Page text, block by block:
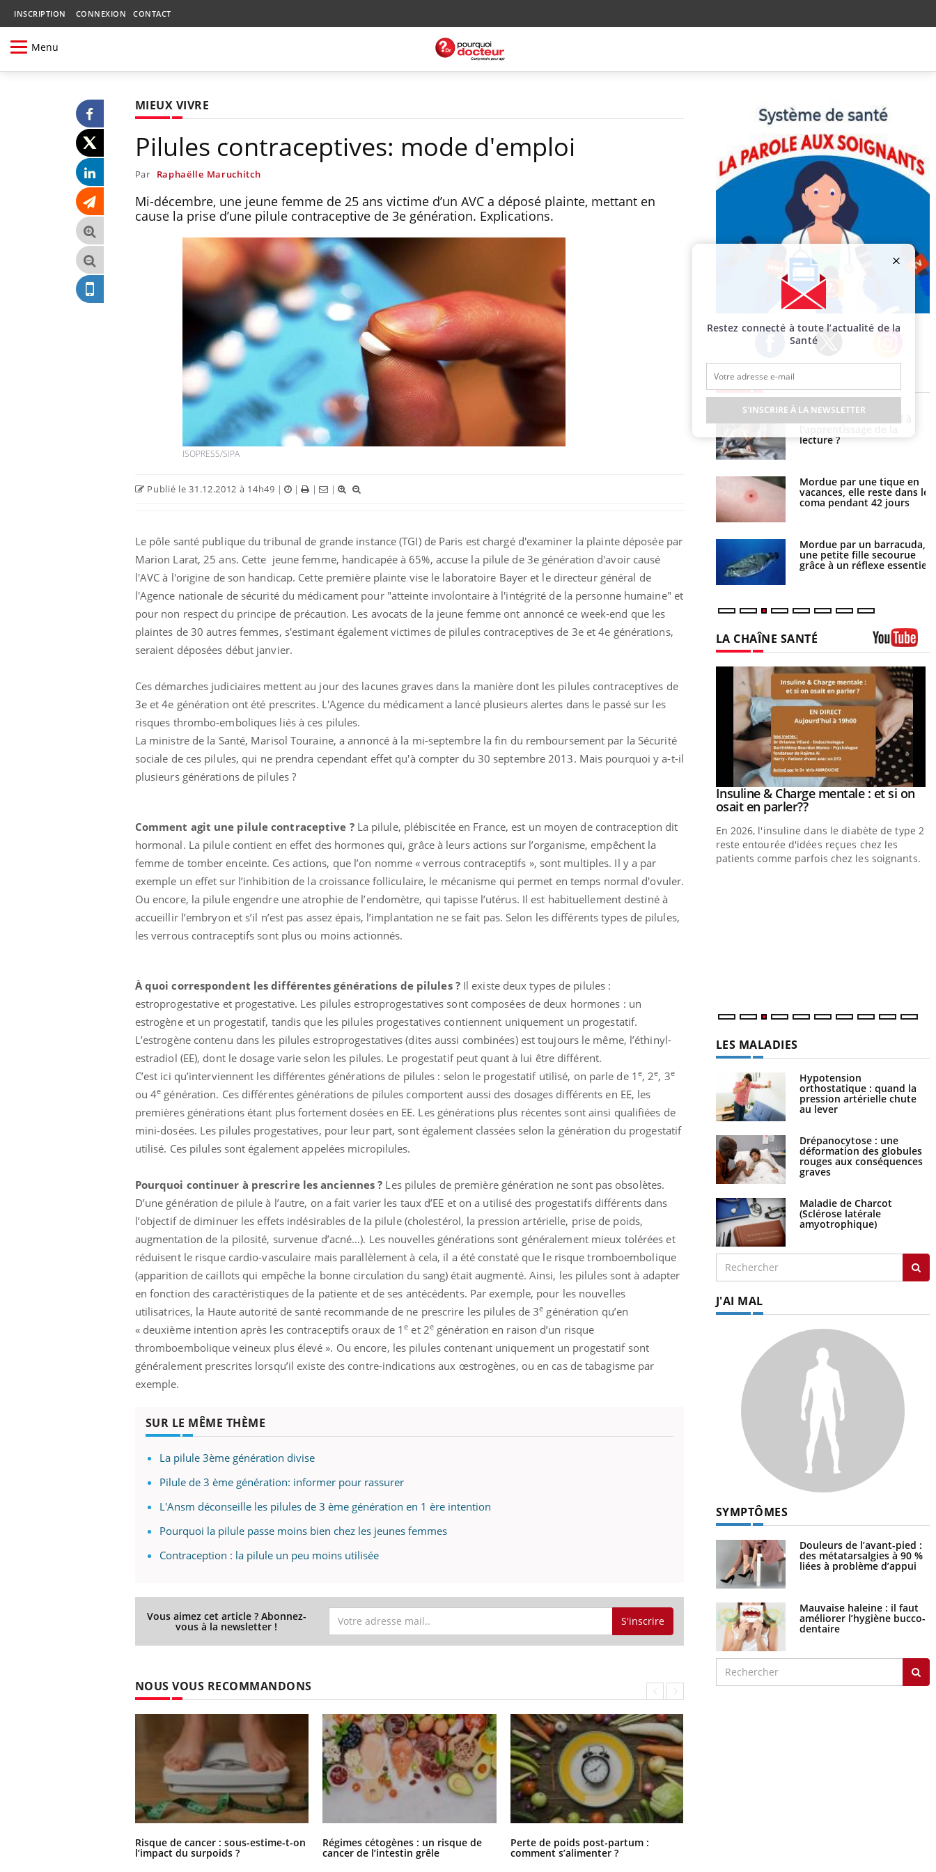
INSCRIPTION CONNEXION CONTACT
Menu
MIEUX VIVRE
Pilules contraceptives: mode d'emploi
Par Raphaëlle Maruchitch
Mi-décembre, une jeune femme de 25 ans victime d’un AVC a déposé plainte, mettant en
cause la prise d’une pilule contraceptive de 3e génération. Explications.
ISOPRESS/SIPA
Publié le 31.12.2012 à 14h49 | | | |
Le pôle santé publique du tribunal de grande instance (TGI) de Paris est chargé d'examiner la plainte déposée par
Marion Larat, 25 ans. Cette jeune femme, handicapée à 65%, accuse la pilule de 3e génération d'avoir causé
l'AVC à l'origine de son handicap. Cette première plainte vise le laboratoire Bayer et le directeur général de
l'Agence nationale de sécurité du médicament pour "atteinte involontaire à l'intégrité de la personne humaine" et
pour non respect du principe de précaution. Les avocats de la jeune femme ont annoncé ce week-end que les
plaintes de 30 autres femmes, s'estimant également victimes de pilules contraceptives de 3e et 4e générations,
seraient déposées début janvier.
Ces démarches judiciaires mettent au jour des lacunes graves dans la manière dont les pilules contraceptives de
3e et 4e génération ont été prescrites. L'Agence du médicament a lancé plusieurs alertes dans le passé sur les
risques thrombo-emboliques liés à ces pilules.
La ministre de la Santé, Marisol Touraine, a annoncé à la mi-septembre la fin du remboursement par la Sécurité
sociale de ces pilules, qui ne prendra cependant effet qu'à compter du 30 septembre 2013. Mais pourquoi y a-t-il
plusieurs générations de pilules ?
Comment agit une pilule contraceptive ?La pilule, plébiscitée en France, est un moyen de contraception dit
hormonal. La pilule contient en effet des hormones qui, grâce à leurs actions sur l’organisme, empêchent la
femme de tomber enceinte. Ces actions, que l’on nomme « verrous contraceptifs », sont multiples. Il y a par
exemple un effet sur l’inhibition de la croissance folliculaire, le mécanisme qui permet en temps normal d'ovuler.
Ou encore, la pilule engendre une atrophie de l’endomètre, qui tapisse l’utérus. Il est habituellement destiné à
accueillir l’embryon et s’il n’est pas assez épais, l’implantation ne se fait pas. Selon les différents types de pilules,
les verrous contraceptifs sont plus ou moins actionnés.
À quoi correspondent les différentes générations de pilules ? Il existe deux types de pilules :
estroprogestative et progestative. Les pilules estroprogestatives sont composées de deux hormones : un
estrogène et un progestatif, tandis que les pilules progestatives contiennent uniquement un progestatif.
L’estrogène contenu dans les pilules estroprogestatives (dites aussi combinées) est toujours le même, l’éthinyl-
estradiol (EE), dont le dosage varie selon les pilules. Le progestatif peut quant à lui être différent.
C’est ici qu’interviennent les différentes générations de pilules : selon le progestatif utilisé, on parle de 1 e, 2e, 3e
ou 4e génération. Ces différentes générations de pilules comportent aussi des dosages différents en EE, les
premières générations étant plus fortement dosées en EE. Les générations plus récentes sont ainsi qualifiées de
mini-dosées. Les pilules progestatives, pour leur part, sont également classées selon la génération du progestatif
utilisé. Ces pilules sont également appelées micropilules.
Pourquoi continuer à prescrire les anciennes ? Les pilules de première génération ne sont pas obsolètes.
D’une génération de pilule à l’autre, on a fait varier les taux d’EE et on a utilisé des progestatifs différents dans
l’objectif de diminuer les effets indésirables de la pilule (cholestérol, la pression artérielle, prise de poids,
augmentation de la pilosité, survenue d’acné…). Les nouvelles générations sont généralement mieux tolérées et
réduisent le risque cardio-vasculaire mais parallèlement à cela, il a été constaté que le risque tromboembolique
(apparition de caillots qui empêche la bonne circulation du sang) était augmenté. Ainsi, les pilules sont à adapter
en fonction des caractéristiques de la patiente et de ses antécédents. Par exemple, pour les nouvelles
utilisatrices, la Haute autorité de santé recommande de ne prescrire les pilules de 3e génération qu’en
« deuxième intention après les contraceptifs oraux de 1e et 2egénération en raison d’un risque
thromboembolique veineux plus élevé ». Ou encore, les pilules contenant uniquement un progestatif sont
généralement prescrites lorsqu’il existe des contre-indications aux œstrogènes, ou en cas de tabagisme par
exemple.
SUR LE MÊME THÈME
La pilule 3ème génération divise
Pilule de 3 ème génération: informer pour rassurer
L'Ansm déconseille les pilules de 3 ème génération en 1 ère intention
Pourquoi la pilule passe moins bien chez les jeunes femmes
Contraception : la pilule un peu moins utilisée
Vous aimez cet article ? Abonnez-
vous à la newsletter ! S'inscrire
NOUS VOUS RECOMMANDONS
Risque de cancer : sous-estime-t-on
l’impact du surpoids ?
Régimes cétogènes : un risque de
cancer de l’intestin grêle
Perte de poids post-partum :
comment s’alimenter ?
Facebook Twitter Instagram
EN DIRECT
VIH : la fin du comprimé
tous les jours se profile-t-
elle enfin ?
Fortes chaleurs : pourquoi
le risque de noyade
grimpe-t-il ?
Grossesse et chaleur : ce
que dit la science
lecture ?
Mordue par une tique en
vacances, elle reste dans le
coma pendant 42 jours
Mordue par un barracuda,
une petite fille secourue
grâce à un réflexe essentiel
LA CHAÎNE SANTÉ
Il y a des sujets qui sont faciles à aborder...
d'autres non ! D'un côté, poser des questions
sur la maladie d'un proche c'est montrer ...
Fatigue, irritabilité, brouillard mental ou
même alopécie… Les symptômes de la
carence en fer sont multiples ce qui la rend
...
Youtube
Insuline & Charge mentale : et si on
osait en parler??Youtube
En 2026, l'insuline dans le diabète de type 2
reste entourée d'idées reçues chez les
patients comme parfois chez les soignants.
LES MALADIES
Hypotension
orthostatique : quand la
pression artérielle chute
au lever
Drépanocytose : une
déformation des globules
rouges aux conséquences
graves
Maladie de Charcot
(Sclérose latérale
amyotrophique)
J'AI MAL
SYMPTÔMES
Douleurs de l’avant-pied :
des métatarsalgies à 90 %
liées à problème d’appui
Mauvaise haleine : il faut
améliorer l’hygiène bucco-
dentaire
Restez connecté à toute l’actualité de la
Santé
S'INSCRIRE À LA NEWSLETTER